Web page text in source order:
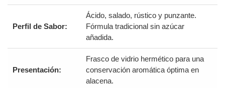
Perfil de Sabor:
Ácido, salado, rústico y punzante.
Fórmula tradicional sin azúcar
añadida.
Presentación:
Frasco de vidrio hermético para una
conservación aromática óptima en
alacena.